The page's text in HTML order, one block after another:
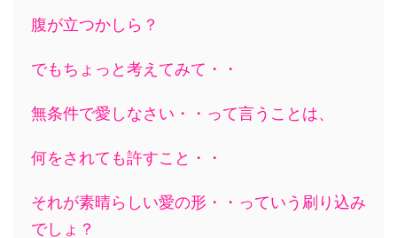
腹が立つかしら？
でもちょっと考えてみて・・
無条件で愛しなさい・・って言うことは、
何をされても許すこと・・
それが素晴らしい愛の形・・っていう刷り込み
でしょ？